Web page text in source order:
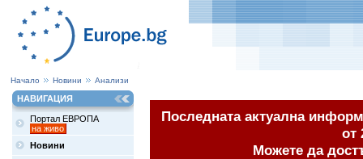
Начало Новини Анализи
НАВИГАЦИЯ
Портал ЕВРОПА
на живо
Новини
Последната актуална
от
Можете да